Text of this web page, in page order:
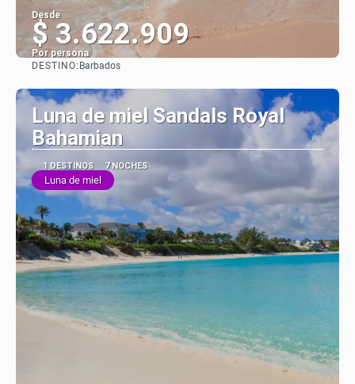
Desde
$ 3.622.909
Por persona
DESTINO: Barbados
Luna de miel Sandals Royal
Bahamian
1 DESTINOS 7 NOCHES
Luna de miel